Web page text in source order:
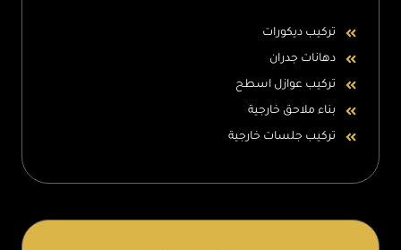
تركيب ديكورات
دهانات جدران
تركيب عوازل اسطح
بناء ملاحق خارجية
تركيب جلسات خارجية